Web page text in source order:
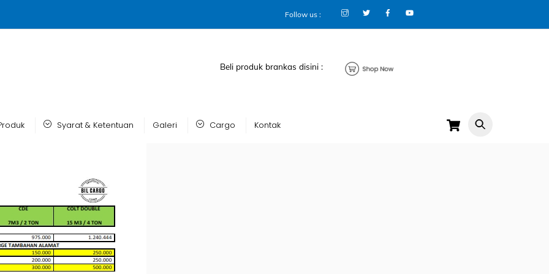
Follow us :
Cart
Syarat & Ketentuan Galeri Cargo Kontak
Beli produk brankas disini :